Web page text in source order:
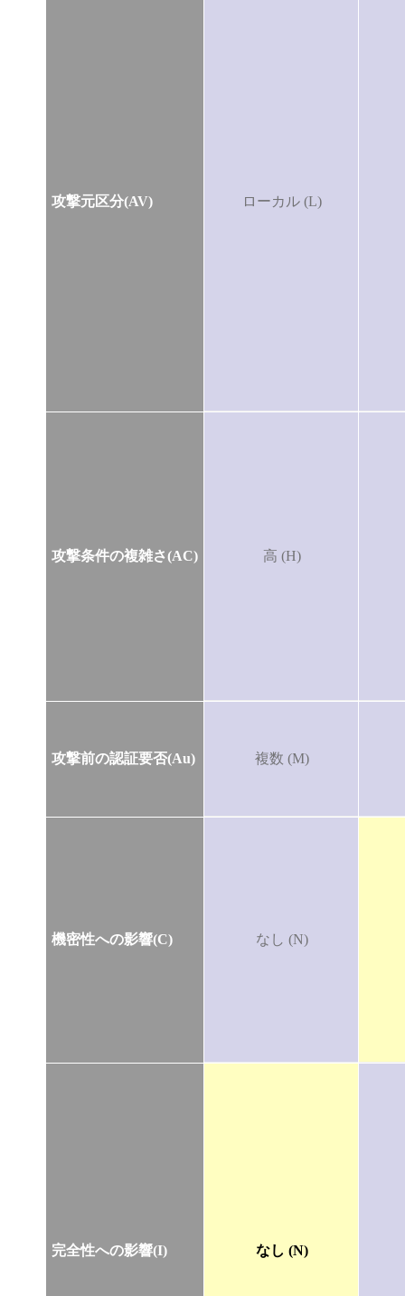
攻撃元区分(AV) ローカル (L)
攻撃条件の複雑さ(AC) 高 (H)
攻撃前の認証要否(Au) 複数 (M)
機密性への影響(C) なし (N)
完全性への影響(I) なし (N)